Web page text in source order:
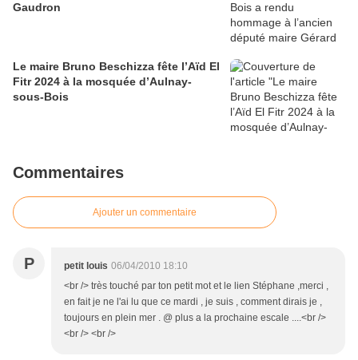
Gaudron
Le maire Bruno Beschizza fête l’Aïd El
Fitr 2024 à la mosquée d’Aulnay-
sous-Bois
Commentaires
Ajouter un commentaire
P petit louis 06/04/2010 18:10
<br /> très touché par ton petit mot et le lien Stéphane ,merci ,
en fait je ne l'ai lu que ce mardi , je suis , comment dirais je ,
toujours en plein mer . @ plus a la prochaine escale ....<br />
<br /> <br />